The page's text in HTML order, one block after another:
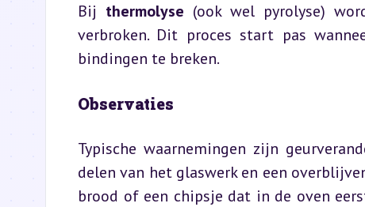
Bij thermolyse (ook wel pyrolyse)
verbroken. Dit proces start pas
bindingen te breken.
Observaties
Typische waarnemingen zijn
delen van het glaswerk en een
brood of een chipsje dat in de oven